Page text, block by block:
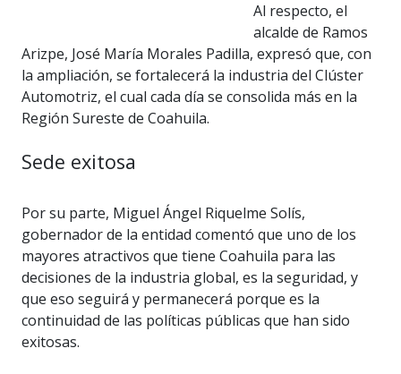
Al respecto, el
alcalde de Ramos
Arizpe, José María Morales Padilla, expresó que, con
la ampliación, se fortalecerá la industria del Clúster
Automotriz, el cual cada día se consolida más en la
Región Sureste de Coahuila.
Sede exitosa
Por su parte, Miguel Ángel Riquelme Solís,
gobernador de la entidad comentó que uno de los
mayores atractivos que tiene Coahuila para las
decisiones de la industria global, es la seguridad, y
que eso seguirá y permanecerá porque es la
continuidad de las políticas públicas que han sido
exitosas.